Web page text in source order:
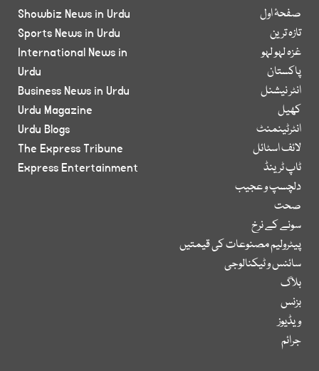
صفحۂ اول
تازہ ترین
غزہ لہو لہو
پاکستان
انٹر نیشنل
کھیل
انٹرٹینمنٹ
لائف اسٹائل
ٹاپ ٹرینڈ
دلچسپ و عجیب
صحت
سونے کے نرخ
پیٹرولیم مصنوعات کی قیمتیں
سائنس و ٹیکنالوجی
بلاگ
بزنس
ویڈیوز
جرائم
Showbiz News in Urdu
Sports News in Urdu
International News in
Urdu
Business News in Urdu
Urdu Magazine
Urdu Blogs
The Express Tribune
Express Entertainment